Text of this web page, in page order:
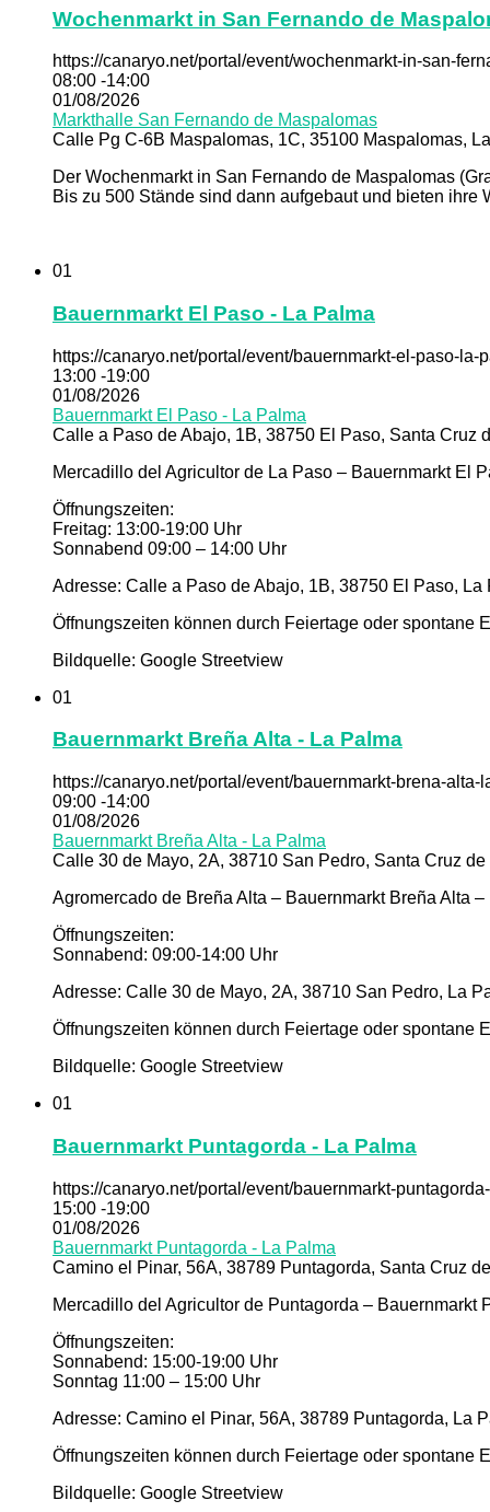
Wochenmarkt in San Fernando de
https://canaryo.net/portal/event/wochenmarkt-in-san-
08:00 -14:00
01/08/2026
Markthalle San Fernando de Maspalomas
Calle Pg C-6B Maspalomas, 1C, 35100 Maspalomas,
Der Wochenmarkt in San Fernando de Maspalomas
Bis zu 500 Stände sind dann aufgebaut und bieten ihre
01
Bauernmarkt El Paso - La Palma
https://canaryo.net/portal/event/bauernmarkt-el-paso-la-
13:00 -19:00
01/08/2026
Bauernmarkt El Paso - La Palma
Calle a Paso de Abajo, 1B, 38750 El Paso, Santa Cruz
Mercadillo del Agricultor de La Paso – Bauernmarkt El
Öffnungszeiten:
Freitag: 13:00-19:00 Uhr
Sonnabend 09:00 – 14:00 Uhr
Adresse: Calle a Paso de Abajo, 1B, 38750 El Paso,
Öffnungszeiten können durch Feiertage oder spontane
Bildquelle: Google Streetview
01
Bauernmarkt Breña Alta - La Palma
https://canaryo.net/portal/event/bauernmarkt-brena-alta-
09:00 -14:00
01/08/2026
Bauernmarkt Breña Alta - La Palma
Calle 30 de Mayo, 2A, 38710 San Pedro, Santa Cruz
Agromercado de Breña Alta – Bauernmarkt Breña Alta –
Öffnungszeiten:
Sonnabend: 09:00-14:00 Uhr
Adresse: Calle 30 de Mayo, 2A, 38710 San Pedro, La
Öffnungszeiten können durch Feiertage oder spontane
Bildquelle: Google Streetview
01
Bauernmarkt Puntagorda - La Palma
https://canaryo.net/portal/event/bauernmarkt-
15:00 -19:00
01/08/2026
Bauernmarkt Puntagorda - La Palma
Camino el Pinar, 56A, 38789 Puntagorda, Santa Cruz
Mercadillo del Agricultor de Puntagorda – Bauernmarkt
Öffnungszeiten:
Sonnabend: 15:00-19:00 Uhr
Sonntag 11:00 – 15:00 Uhr
Adresse: Camino el Pinar, 56A, 38789 Puntagorda, La
Öffnungszeiten können durch Feiertage oder spontane
Bildquelle: Google Streetview